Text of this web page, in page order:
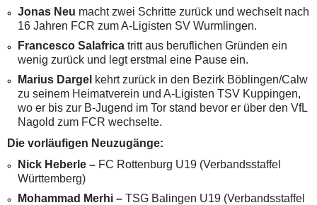
Jonas Neu macht zwei Schritte zurück und wechselt nach
16 Jahren FCR zum A-Ligisten SV Wurmlingen.
Francesco Salafrica tritt aus beruflichen Gründen ein
wenig zurück und legt erstmal eine Pause ein.
Marius Dargel kehrt zurück in den Bezirk Böblingen/Calw
zu seinem Heimatverein und A-Ligisten TSV Kuppingen,
wo er bis zur B-Jugend im Tor stand bevor er über den VfL
Nagold zum FCR wechselte.
Die vorläufigen Neuzugänge:
Nick Heberle – FC Rottenburg U19 (Verbandsstaffel
Württemberg)
Mohammad Merhi – TSG Balingen U19 (Verbandsstaffel